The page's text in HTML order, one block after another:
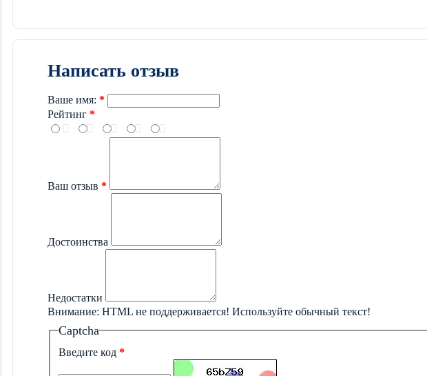
Написать отзыв
Ваше имя:
Рейтинг
Ваш отзыв
Достоинства
Недостатки
Внимание: HTML не поддерживается! Используйте обычный текст!
Captcha
Введите код